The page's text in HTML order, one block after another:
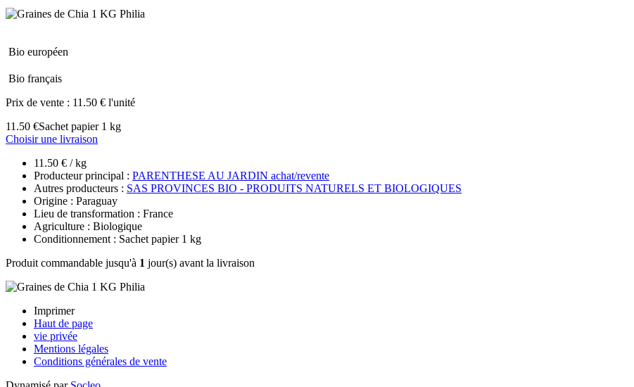
Bio européen
Bio français
Prix de vente : 11.50 € l'unité
11.50 €Sachet papier 1 kg
Choisir une livraison
11.50 € / kg
Producteur principal : PARENTHESE AU JARDIN achat/revente
Autres producteurs : SAS PROVINCES BIO - PRODUITS NATURELS ET BIOLOGIQUES
Origine : Paraguay
Lieu de transformation : France
Agriculture : Biologique
Conditionnement : Sachet papier 1 kg
Produit commandable jusqu'à 1 jour(s) avant la livraison
Imprimer
Haut de page
vie privée
Mentions légales
Conditions générales de vente